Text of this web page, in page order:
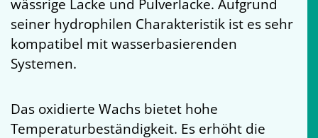
wässrige Lacke und Pulverlacke. Aufgrund
seiner hydrophilen Charakteristik ist es sehr
kompatibel mit wasserbasierenden
Systemen.
Das oxidierte Wachs bietet hohe
Temperaturbeständigkeit. Es erhöht die